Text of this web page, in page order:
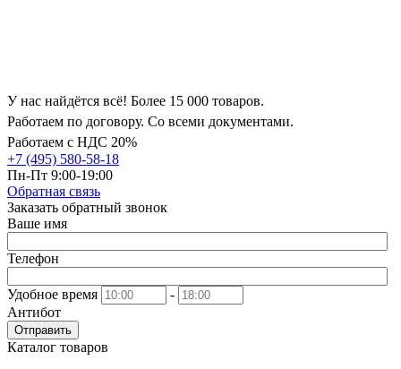
У нас найдётся всё! Более 15 000 товаров.
Работаем по договору. Со всеми документами.
Работаем с НДС 20%
+7 (495) 580-58-18
Пн-Пт 9:00-19:00
Обратная связь
Заказать обратный звонок
Ваше имя
Телефон
Удобное время
-
Антибот
Отправить
Каталог товаров